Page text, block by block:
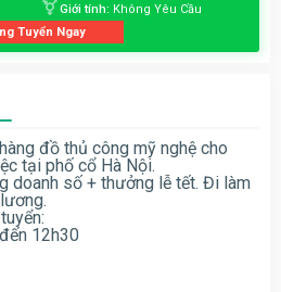
Giới tính: Không Yêu Cầu
Tuyển Ngay
đồ thủ công mỹ nghệ cho
tại phố cổ Hà Nội.
doanh số + thưởng lễ tết. Đi làm
12h30